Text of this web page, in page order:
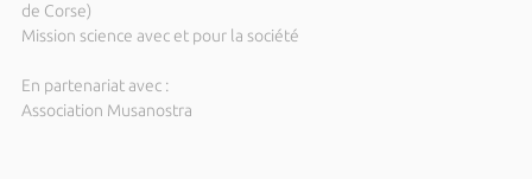
de Corse)
Mission science avec et pour la société
En partenariat avec :
Association Musanostra